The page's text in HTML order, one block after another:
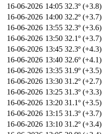
16-06-2026 14:05 32.3º (+3.8)
16-06-2026 14:00 32.2º (+3.7)
16-06-2026 13:55 32.3º (+3.6)
16-06-2026 13:50 32.1º (+3.7)
16-06-2026 13:45 32.3º (+4.3)
16-06-2026 13:40 32.6º (+4.1)
16-06-2026 13:35 31.9º (+3.5)
16-06-2026 13:30 31.2º (+2.7)
16-06-2026 13:25 31.3º (+3.3)
16-06-2026 13:20 31.1º (+3.5)
16-06-2026 13:15 31.3º (+3.7)
16-06-2026 13:10 31.2º (+3.4)